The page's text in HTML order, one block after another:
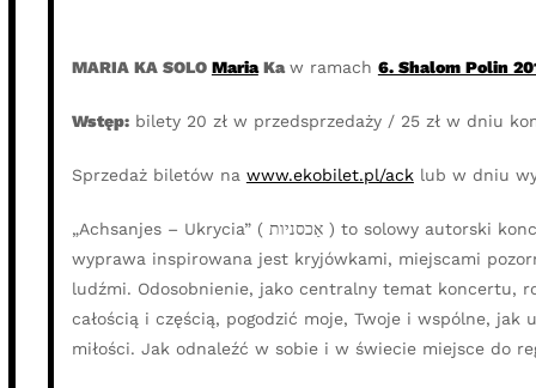
MARIA KA SOLO MariaKaw ramach 6. Shalom Polin
Wstęp:bilety 20 zł w przedsprzedaży / 25 zł w dniu
Sprzedaż biletów na www.ekobilet.pl/acklub w dniu
„Achsanjes – Ukrycia” ( אַכסניות ) to solowy autorski koncert Marii Ka napisany w całości w języku jidysz. Ta muzyczno – słowna
wyprawa inspirowana jest kryjówkami, miejscami
ludźmi. Odosobnienie, jako centralny temat koncertu,
całością i częścią, pogodzić moje, Twoje i wspólne,
miłości. Jak odnaleźć w sobie i w świecie miejsce do